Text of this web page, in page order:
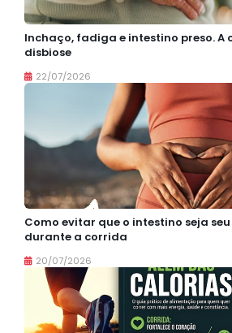
Inchaço, fadiga e intestino preso. A
disbiose
22/07/2026
Como evitar que o intestino seja
durante a corrida
20/07/2026